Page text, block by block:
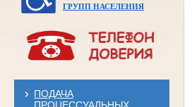
ГРУПП НАСЕЛЕНИЯ
ПОДАЧА